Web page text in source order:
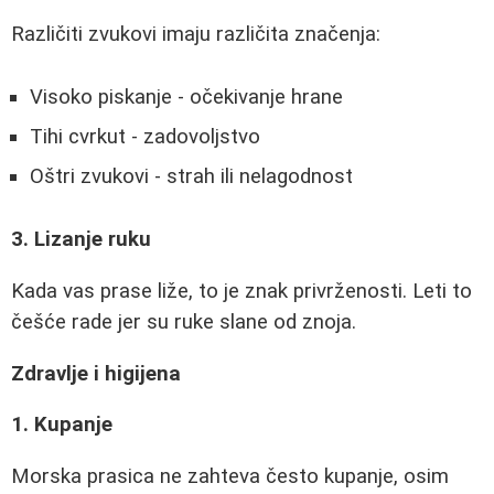
Različiti zvukovi imaju različita značenja:
Visoko piskanje - očekivanje hrane
Tihi cvrkut - zadovoljstvo
Oštri zvukovi - strah ili nelagodnost
3. Lizanje ruku
Kada vas prase liže, to je znak privrženosti. Leti to
češće rade jer su ruke slane od znoja.
Zdravlje i higijena
1. Kupanje
Morska prasica ne zahteva često kupanje, osim